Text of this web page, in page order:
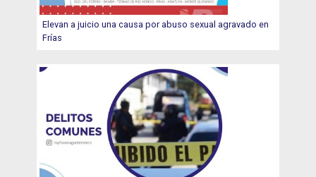
Elevan a juicio una causa por abuso sexual agravado en
Frías